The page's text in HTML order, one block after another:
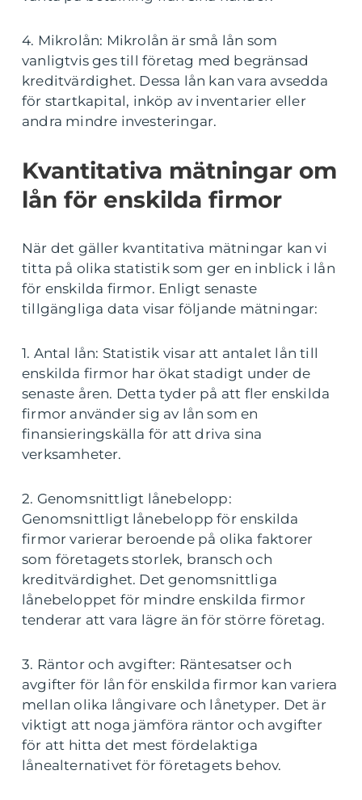
4. Mikrolån: Mikrolån är små lån som
vanligtvis ges till företag med begränsad
kreditvärdighet. Dessa lån kan vara avsedda
för startkapital, inköp av inventarier eller
andra mindre investeringar.
Kvantitativa mätningar om
lån för enskilda firmor
När det gäller kvantitativa mätningar kan vi
titta på olika statistik som ger en inblick i lån
för enskilda firmor. Enligt senaste
tillgängliga data visar följande mätningar:
1. Antal lån: Statistik visar att antalet lån till
enskilda firmor har ökat stadigt under de
senaste åren. Detta tyder på att fler enskilda
firmor använder sig av lån som en
finansieringskälla för att driva sina
verksamheter.
2. Genomsnittligt lånebelopp:
Genomsnittligt lånebelopp för enskilda
firmor varierar beroende på olika faktorer
som företagets storlek, bransch och
kreditvärdighet. Det genomsnittliga
lånebeloppet för mindre enskilda firmor
tenderar att vara lägre än för större företag.
3. Räntor och avgifter: Räntesatser och
avgifter för lån för enskilda firmor kan variera
mellan olika långivare och lånetyper. Det är
viktigt att noga jämföra räntor och avgifter
för att hitta det mest fördelaktiga
lånealternativet för företagets behov.